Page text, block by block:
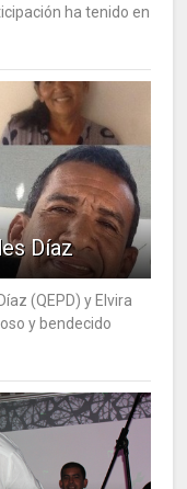
ha tenido en
Díaz
(QEPD) y Elvira
y bendecido